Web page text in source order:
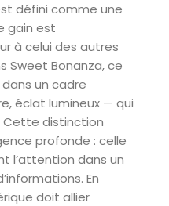
défini comme une
gain est
à celui des autres
Sweet Bonanza, ce
un cadre
éclat lumineux — qui
Cette distinction
profonde : celle
l’attention dans un
En
doit allier